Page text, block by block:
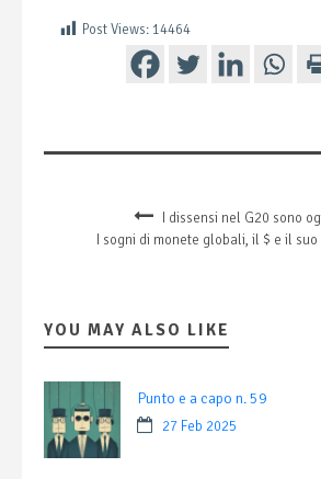
Post Views: 14464
I dissensi nel G20 sono
I sogni di monete globali, il $ e il
YOU MAY ALSO LIKE
Punto e a capo n. 59
27 Feb 2025